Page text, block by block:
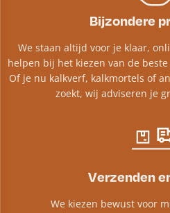
Bijzondere
We staan altijd voor je klaar,
helpen bij het kiezen van de
Of je nu kalkverf, kalkmortels of
zoekt, wij adviseren je
Verzenden
We kiezen bewust voor